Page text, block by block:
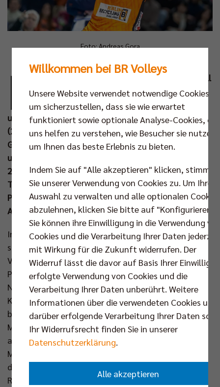
Foto: Andreas Gora
D
as BR Volleys Team hält sich in der Volleyball
Bundesliga weiter schadlos. Auch am 19.
Spieltag gaben sich die Berliner keine Blöße
und gewannen beim VC Bitterfeld-Wolfen mit 3:0
(25:20, 25:18, 25:20). Für das Match waren die
Gastgeber extra in die Anhalt Arena Dessau
umgezogen und freuten sich über den Besuch von
2.013 Zuschauern. MVP wurde an diesem Tag
Topscorer Daniel Malescha, der bei seinem 17
Punkten auch vier Asse zum ungefährdeten
Auswärtssieg beisteuerte.
In der sehr gut gefüllten Anhalt Arena von Dessau
stand ein einmal komplett umgekrempeltes BR
Volleys Team auf der Platte. Jan Fornal, Simon
Plaskie, Daniel Malescha, Djifa Amedegnato,
Nehemiah Mote, Florian Krage und Libero Adam
Kowalski durften gegen den Tabellenvorletzten
beginnen. Berlins Zuspieler Amedegnato setzte mit
Mote direkt den ersten Doppelblock und mit Plaskie
am Service kamen die Hauptstädter sehr gut ins
Match (9:2). Zur Freude des Heimpublikums wurden
die Gastgeber anschließend besser und konnten den
Rückstand nach Aufschlägen von Breitenbach
Willkommen bei BR Volleys
Unsere Website verwendet notwendige Cookies,
um sicherzustellen, dass sie wie erwartet
funktioniert sowie optionale Analyse-Cookies, die
uns helfen zu verstehen, wie Besucher sie nutzen,
um Ihnen das beste Erlebnis zu bieten.
Indem Sie auf "Alle akzeptieren" klicken, stimmen
Sie unserer Verwendung von Cookies zu. Um Ihre
Auswahl zu verwalten und alle optionalen Cookies
abzulehnen, klicken Sie bitte auf "Konfigurieren".
Sie können ihre Einwilligung in die Verwendung
Cookies und die Verarbeitung Ihrer Daten
mit Wirkung für die Zukunft widerrufen. Der
Widerruf lässt die davor auf Basis Ihrer
erfolgte Verwendung von Cookies und die
Verarbeitung Ihrer Daten unberührt. Weitere
Informationen über die verwendeten Cookies und
darüber erfolgende Verarbeitung Ihrer Daten
Ihr Widerrufsrecht finden Sie in unserer
Datenschutzerklärung
Alle akzeptieren